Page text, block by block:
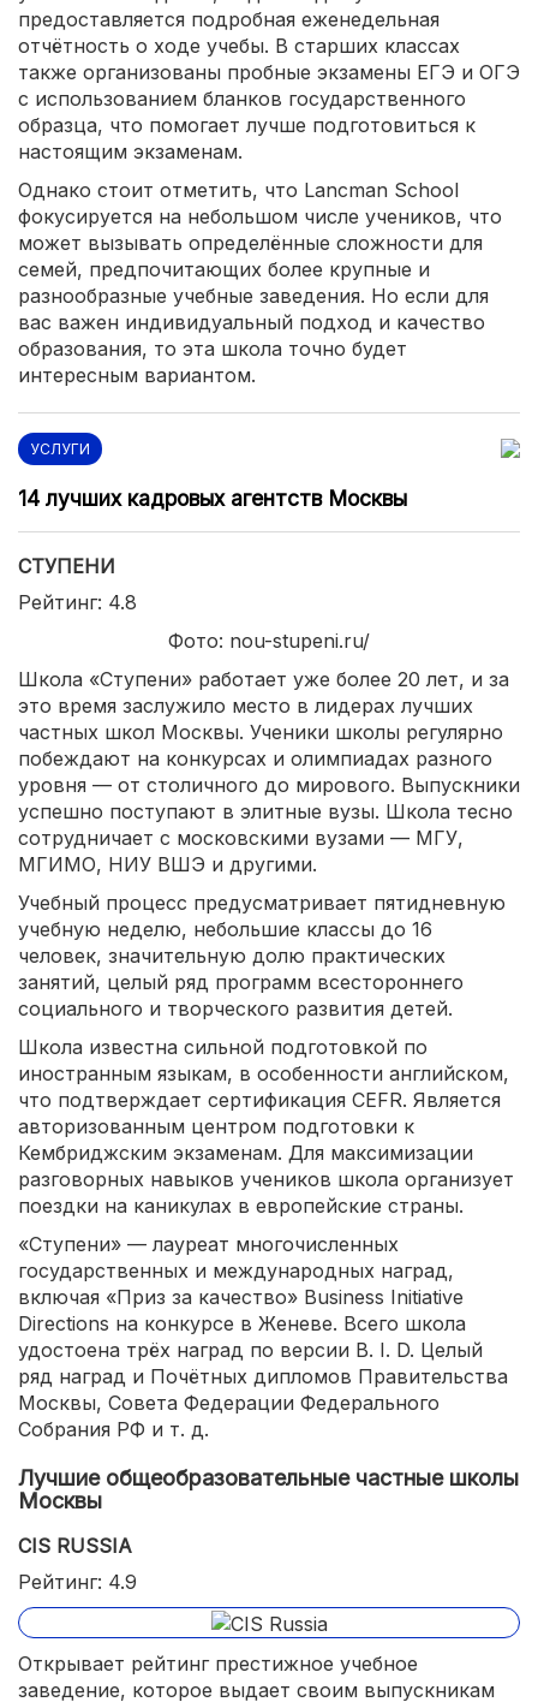
предоставляется подробная еженедельная
отчётность о ходе учебы. В старших классах
также организованы пробные экзамены ЕГЭ и ОГЭ
с использованием бланков государственного
образца, что помогает лучше подготовиться к
настоящим экзаменам.
Однако стоит отметить, что Lancman School
фокусируется на небольшом числе учеников, что
может вызывать определённые сложности для
семей, предпочитающих более крупные и
разнообразные учебные заведения. Но если для
вас важен индивидуальный подход и качество
образования, то эта школа точно будет
интересным вариантом.
УСЛУГИ
14 лучших кадровых агентств Москвы
СТУПЕНИ
Рейтинг: 4.8
Фото: nou-stupeni.ru/
Школа «Ступени» работает уже более 20 лет, и за
это время заслужило место в лидерах лучших
частных школ Москвы. Ученики школы регулярно
побеждают на конкурсах и олимпиадах разного
уровня — от столичного до мирового. Выпускники
успешно поступают в элитные вузы. Школа тесно
сотрудничает с московскими вузами — МГУ,
МГИМО, НИУ ВШЭ и другими.
Учебный процесс предусматривает пятидневную
учебную неделю, небольшие классы до 16
человек, значительную долю практических
занятий, целый ряд программ всестороннего
социального и творческого развития детей.
Школа известна сильной подготовкой по
иностранным языкам, в особенности английском,
что подтверждает сертификация CEFR. Является
авторизованным центром подготовки к
Кембриджским экзаменам. Для максимизации
разговорных навыков учеников школа организует
поездки на каникулах в европейские страны.
«Ступени» — лауреат многочисленных
государственных и международных наград,
включая «Приз за качество» Business Initiative
Directions на конкурсе в Женеве. Всего школа
удостоена трёх наград по версии B. I. D. Целый
ряд наград и Почётных дипломов Правительства
Москвы, Совета Федерации Федерального
Собрания РФ и т. д.
Лучшие общеобразовательные частные школы
Москвы
CIS RUSSIA
Рейтинг: 4.9
Открывает рейтинг престижное учебное
заведение, которое выдает своим выпускникам